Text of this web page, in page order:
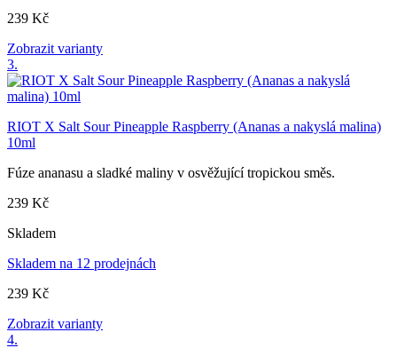
239 Kč
Zobrazit varianty
3.
RIOT X Salt Sour Pineapple Raspberry (Ananas a nakyslá malina)
10ml
Fúze ananasu a sladké maliny v osvěžující tropickou směs.
239 Kč
Skladem
Skladem na 12 prodejnách
239 Kč
Zobrazit varianty
4.